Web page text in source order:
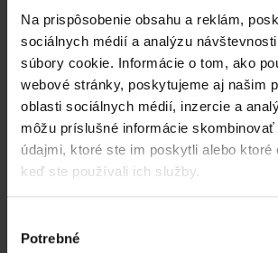
Na prispôsobenie obsahu a reklám,
sociálnych médií a analýzu
súbory cookie. Informácie o tom, ako
webové stránky, poskytujeme aj našim
oblasti sociálnych médií, inzercie a
môžu príslušné informácie
údajmi, ktoré ste im poskytli alebo ktoré
keď ste používali ich služby.
súhlasu
Potrebné
prenesie do stredoveku
Liptovský Mikuláš
do
všetky články
Viac informácií o Liptov region
našich Liptov News